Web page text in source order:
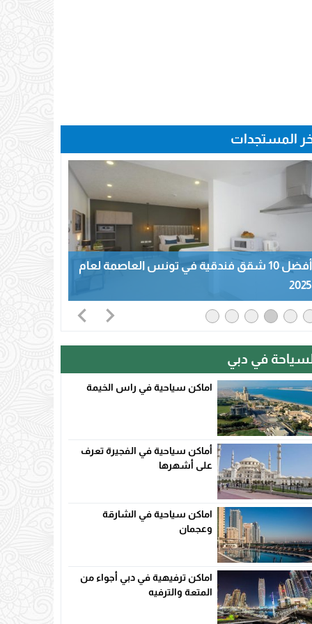
المستجدات
أفضل 10 شقق فندقية في تونس العاصمة لعام
2025
في دبي
اماكن سياحية في راس الخيمة
أماكن سياحية في الفجيرة تعرف
على أشهرها
اماكن سياحية في الشارقة
وعجمان
اماكن ترفيهية في دبي أجواء من
المتعة والترفيه